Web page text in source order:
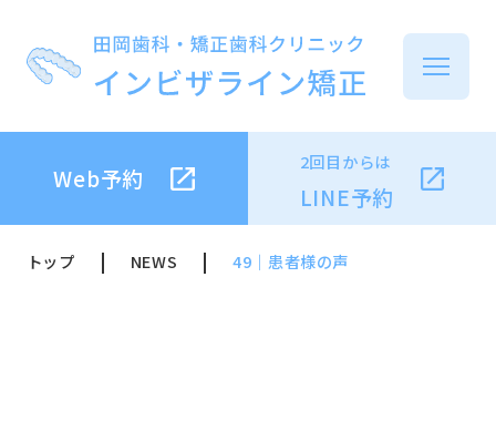
Web予約
2回目からは
LINE予約
トップ NEWS 49｜患者様の声